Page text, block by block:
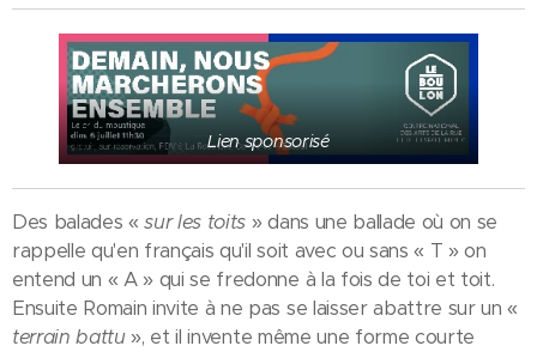
Lien sponsorisé
Des balades «sur les toits » dans une ballade où on se
rappelle qu'en français qu'il soit avec ou sans « T » on
entend un « A » qui se fredonne à la fois de toi et toit.
Ensuite Romain invite à ne pas se laisser abattre sur un «
terrain battu», et il invente même une forme courte